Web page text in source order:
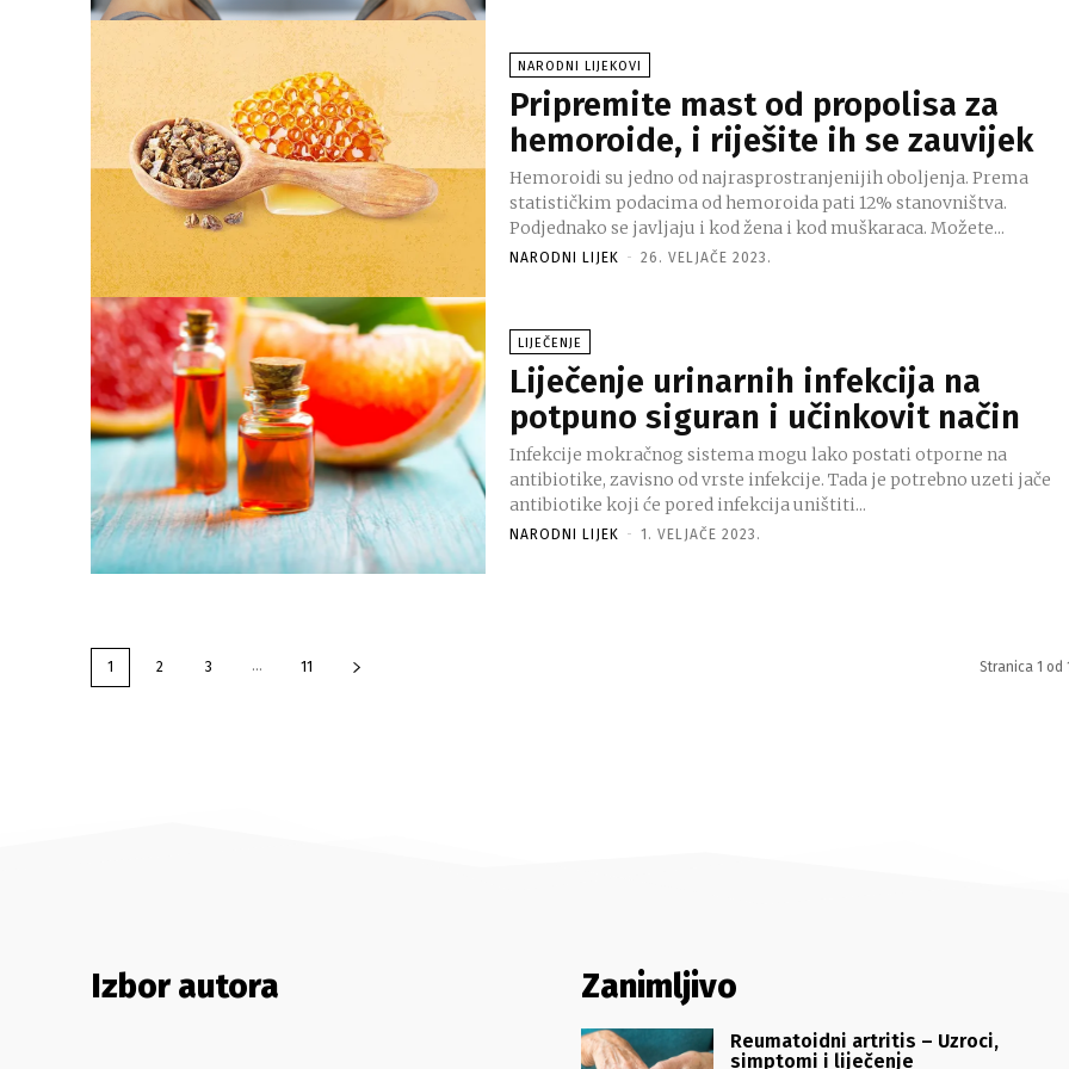
NARODNI LIJEKOVI
Pripremite mast od propolisa za
hemoroide, i riješite ih se zauvijek
Hemoroidi su jedno od najrasprostranjenijih oboljenja. Prema
statističkim podacima od hemoroida pati 12% stanovništva.
Podjednako se javljaju i kod žena i kod muškaraca. Možete...
NARODNI LIJEK - 26. VELJAČE 2023.
LIJEČENJE
Liječenje urinarnih infekcija na
potpuno siguran i učinkovit način
Infekcije mokračnog sistema mogu lako postati otporne na
antibiotike, zavisno od vrste infekcije. Tada je potrebno uzeti jače
antibiotike koji će pored infekcija uništiti...
NARODNI LIJEK - 1. VELJAČE 2023.
1 2 3 ... 11 Stranica 1 od
Izbor autora Zanimljivo
Reumatoidni artritis – Uzroci,
simptomi i liječenje